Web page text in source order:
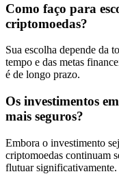
Como faço para
criptomoedas?
Sua escolha depende da
tempo e das metas
é de longo prazo.
Os investimentos
mais seguros?
Embora o investimento
criptomoedas continuam
flutuar significativamente.